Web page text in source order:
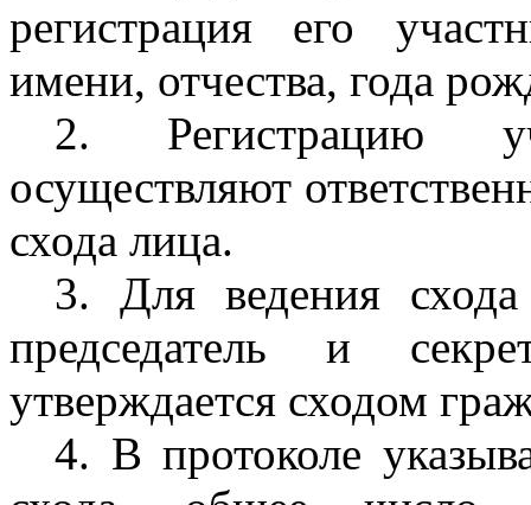
регистрация его
имени, отчества, года
2. Регистрацию
осуществляют
схода лица.
3. Для ведения
председатель и
утверждается сходом
4. В протоколе